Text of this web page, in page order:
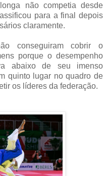
não competia desde
para a final depois
claramente.
conseguiram cobrir o
porque o desempenho
abaixo de seu imenso
quinto lugar no quadro de
os líderes da federação.